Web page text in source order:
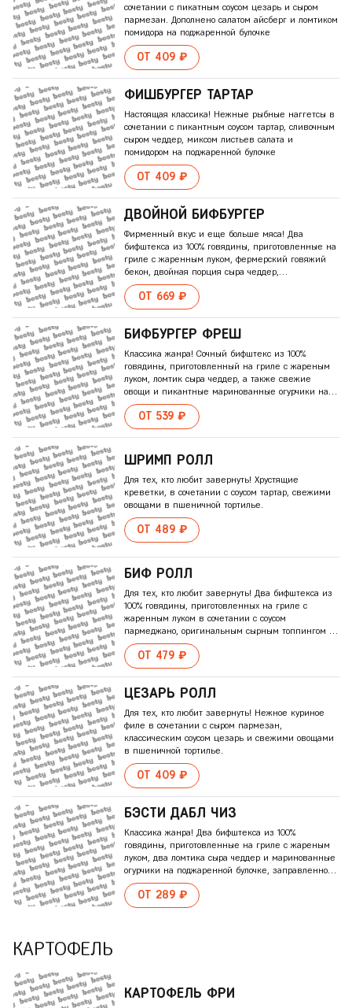
сочетании с пикатным соусом цезарь и сыром
пармезан. Дополнено салатом айсберг и ломтиком
помидора на поджаренной булочке
ОТ 409 ₽
ФИШБУРГЕР ТАРТАР
Настоящая классика! Нежные рыбные наггетсы в
сочетании с пикантным соусом тартар, сливочным
сыром чеддер, миксом листьев салата и
помидором на поджаренной булочке
ОТ 409 ₽
ДВОЙНОЙ БИФБУРГЕР
Фирменный вкус и еще больше мяса! Два
бифштекса из 100% говядины, приготовленные на
гриле с жаренным луком, фермерский говяжий
бекон, двойная порция сыра чеддер,
маринованные огурчики и кольца свежего
красного лука на поджаренной булочке, щедро
заправленной кетчупом и горчицей. Подается с
ОТ 669 ₽
БИФБУРГЕР ФРЕШ
Классика жанра! Сочный бифштекс из 100%
говядины, приготовленный на гриле с жареным
луком, ломтик сыра чеддер, а также свежие
овощи и пикантные маринованные огурчики на
поджаренной булочке, заправленной
оригинальным соусом, кетчупом и горчицей.
ОТ 539 ₽
ШРИМП РОЛЛ
Для тех, кто любит завернуть! Хрустящие
креветки, в сочетании с соусом тартар, свежими
овощами в пшеничной тортилье.
ОТ 489 ₽
БИФ РОЛЛ
Для тех, кто любит завернуть! Два бифштекса из
100% говядины, приготовленных на гриле с
жаренным луком в сочетании с соусом
пармеджано, оригинальным сырным топпингом и
свежими овощами в пшеничной тортилье.
ОТ 479 ₽
ЦЕЗАРЬ РОЛЛ
Для тех, кто любит завернуть! Нежное куриное
филе в сочетании с сыром пармезан,
классическим соусом цезарь и свежими овощами
в пшеничной тортилье.
ОТ 409 ₽
БЭCТИ ДАБЛ ЧИЗ
Классика жанра! Два бифштекса из 100%
говядины, приготовленные на гриле с жареным
луком, два ломтика сыра чеддер и маринованные
огурчики на поджаренной булочке, заправленной
кетчупом и горчицей.
ОТ 289 ₽
КАРТОФЕЛЬ
КАРТОФЕЛЬ ФРИ